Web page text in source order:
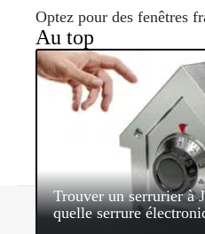
Optez pour des fenêtres
Au top
Trouver un serrurier à
quelle serrure
Contact Mentions